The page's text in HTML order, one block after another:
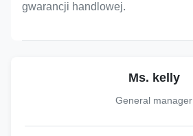
gwarancji handlowej.
Ms. kelly
General manager